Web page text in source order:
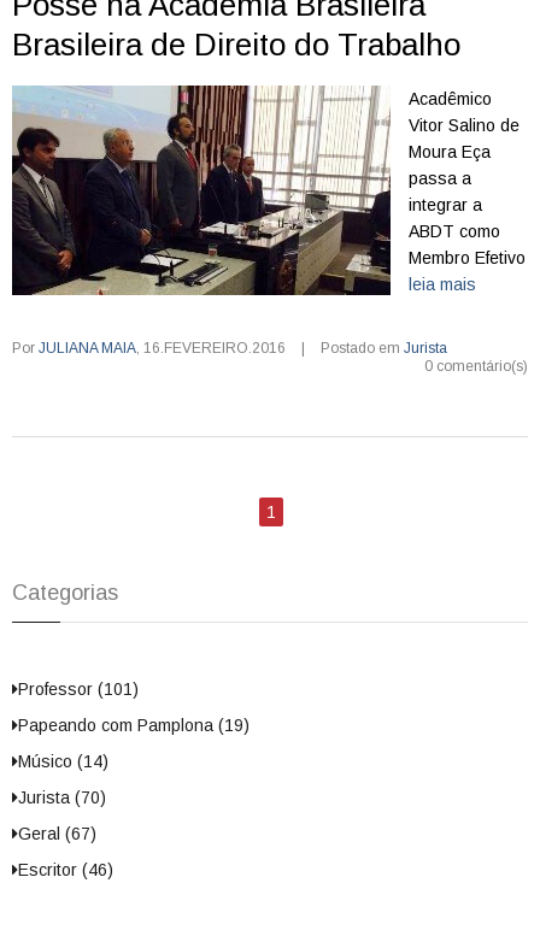
Brasileira de Direito do Trabalho
Acadêmico
Vitor Salino de
Moura Eça
passa a
integrar a
ABDT como
Membro Efetivo
leia mais
Por JULIANA MAIA, 16.FEVEREIRO.2016 Postado em Jurista
0 comentário(s)
1
Categorias
Professor (101)
Papeando com Pamplona (19)
Músico (14)
Jurista (70)
Geral (67)
Escritor (46)